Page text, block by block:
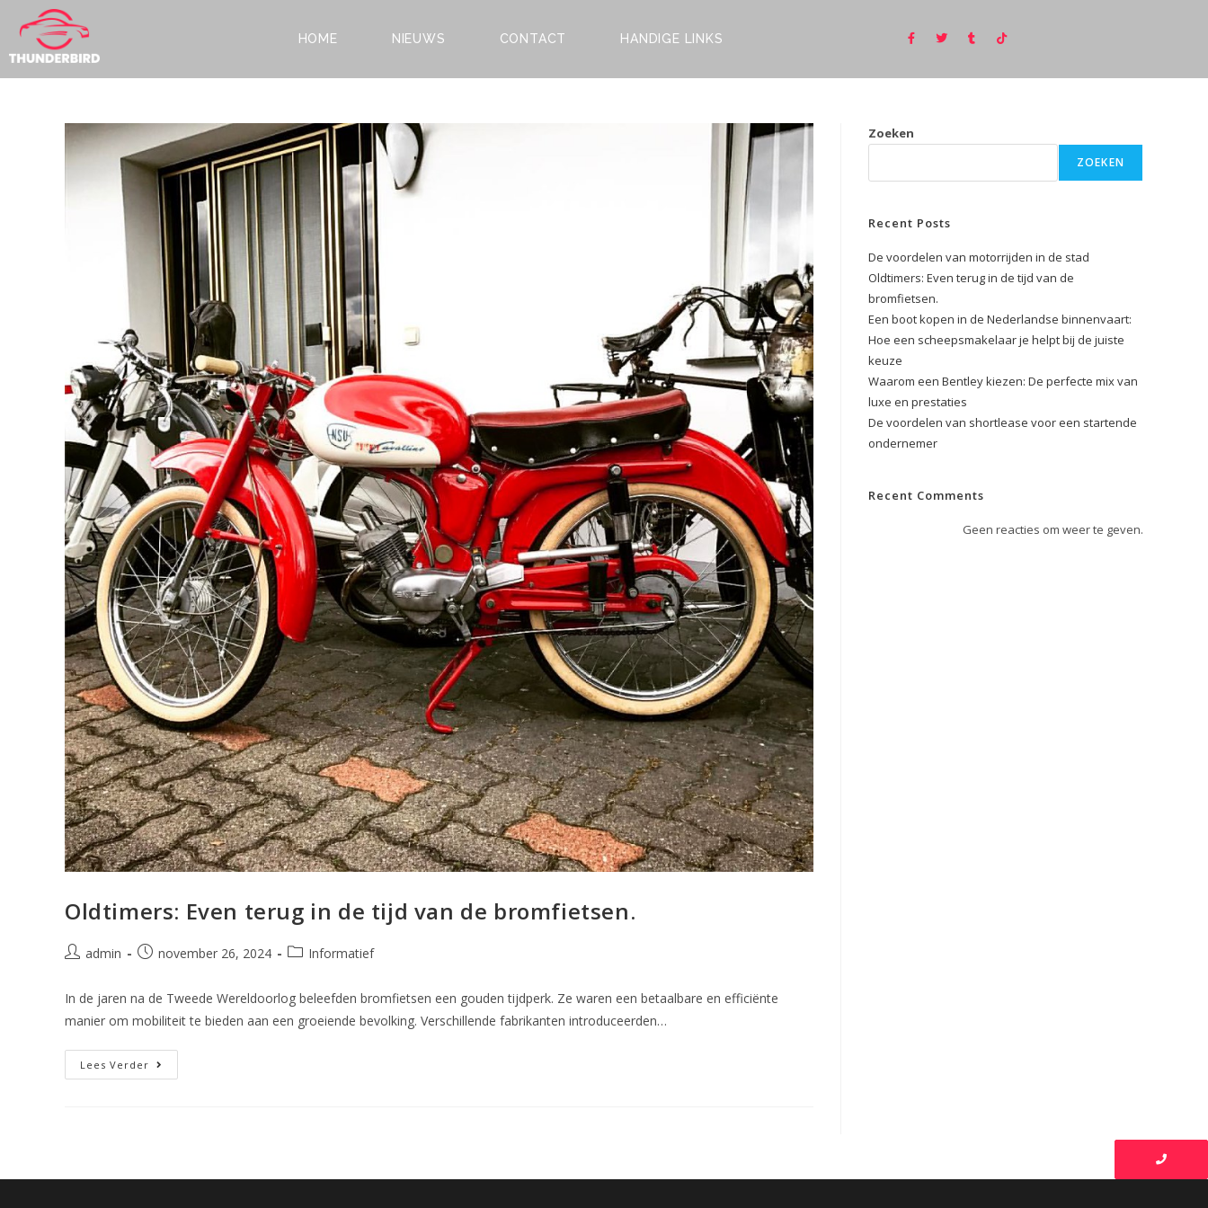
HOME NIEUWS CONTACT HANDIGE LINKS
Oldtimers: Even terug in de tijd van de bromfietsen.
admin november 26, 2024 Informatief
In de jaren na de Tweede Wereldoorlog beleefden bromfietsen een gouden tijdperk. Ze waren een betaalbare en efficiënte
manier om mobiliteit te bieden aan een groeiende bevolking. Verschillende fabrikanten introduceerden…
Lees Verder
Zoeken
ZOEKEN
Recent Posts
De voordelen van motorrijden in de stad
Oldtimers: Even terug in de tijd van de
bromfietsen.
Een boot kopen in de Nederlandse binnenvaart:
Hoe een scheepsmakelaar je helpt bij de juiste
keuze
Waarom een Bentley kiezen: De perfecte mix van
luxe en prestaties
De voordelen van shortlease voor een startende
ondernemer
Recent Comments
Geen reacties om weer te geven.